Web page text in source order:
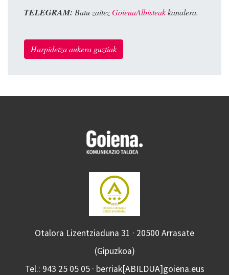
TELEGRAM: Batu zaitezGoienaAlbisteakkanalera.
Harpidetza aukera guztiak
Otalora Lizentziaduna 31 · 20500 Arrasate
(Gipuzkoa)
Tel.: 943 25 05 05 · berriak[ABILDUA]goiena.eus